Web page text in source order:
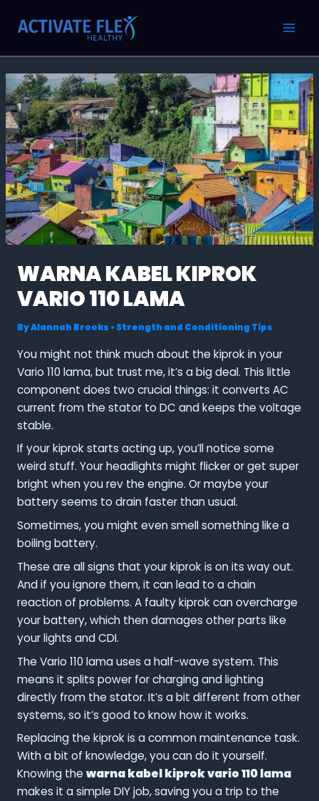
WARNA KABEL KIPROK
VARIO 110 LAMA
ByAlannah Brooks • Strength and Conditioning Tips
You might not think much about the kiprok in your
Vario 110 lama, but trust me, it’s a big deal. This little
component does two crucial things: it converts AC
current from the stator to DC and keeps the voltage
stable.
If your kiprok starts acting up, you’ll notice some
weird stuff. Your headlights might flicker or get super
bright when you rev the engine. Or maybe your
battery seems to drain faster than usual.
Sometimes, you might even smell something like a
boiling battery.
These are all signs that your kiprok is on its way out.
And if you ignore them, it can lead to a chain
reaction of problems. A faulty kiprok can overcharge
your battery, which then damages other parts like
your lights and CDI.
The Vario 110 lama uses a half-wave system. This
means it splits power for charging and lighting
directly from the stator. It’s a bit different from other
systems, so it’s good to know how it works.
Replacing the kiprok is a common maintenance task.
With a bit of knowledge, you can do it yourself.
Knowing the warna kabel kiprok vario 110 lama
makes it a simple DIY job, saving you a trip to the
navigation